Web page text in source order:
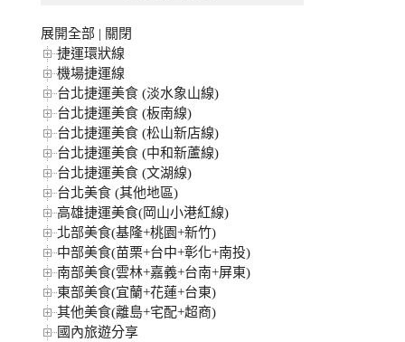
展開全部 | 關閉
捷運環狀線
機場捷運線
台北捷運美食 (淡水象山線)
台北捷運美食 (板南線)
台北捷運美食 (松山新店線)
台北捷運美食 (中和新蘆線)
台北捷運美食 (文湖線)
台北美食 (其他地區)
高雄捷運美食(岡山小港紅線)
北部美食(基隆+桃園+新竹)
中部美食(苗栗+台中+彰化+南投)
南部美食(雲林+嘉義+台南+屏東)
東部美食(宜蘭+花蓮+台東)
其他美食(離島+宅配+超商)
國內旅遊分享